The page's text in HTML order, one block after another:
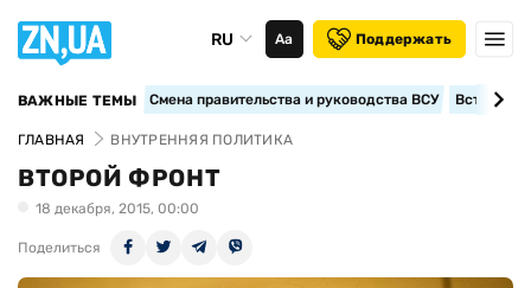
RU Аа Поддержать
ВАЖНЫЕ ТЕМЫ Смена правительства и руководства ВСУ
ГЛАВНАЯ ВНУТРЕННЯЯ ПОЛИТИКА
ВТОРОЙ ФРОНТ
18 декабря, 2015, 00:00
Поделиться